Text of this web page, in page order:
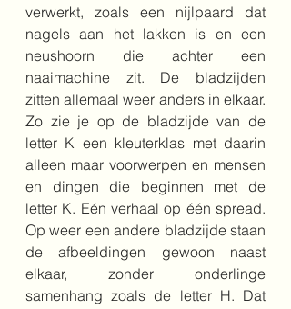
verwerkt, zoals een nijlpaard dat
nagels aan het lakken is en een
neushoorn die achter een
naaimachine zit. De bladzijden
zitten allemaal weer anders in elkaar.
Zo zie je op de bladzijde van de
letter K een kleuterklas met daarin
alleen maar voorwerpen en mensen
en dingen die beginnen met de
letter K. Eén verhaal op één spread.
Op weer een andere bladzijde staan
de afbeeldingen gewoon naast
elkaar, zonder onderlinge
samenhang zoals de letter H. Dat